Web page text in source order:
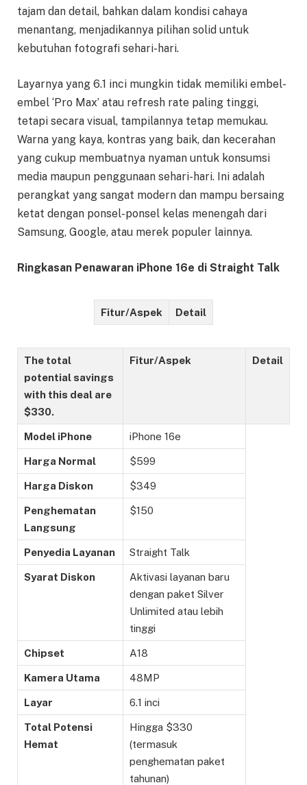
tajam dan detail, bahkan dalam kondisi cahaya
menantang, menjadikannya pilihan solid untuk
kebutuhan fotografi sehari-hari.
Layarnya yang 6.1 inci mungkin tidak memiliki embel-
embel ‘Pro Max’ atau refresh rate paling tinggi,
tetapi secara visual, tampilannya tetap memukau.
Warna yang kaya, kontras yang baik, dan kecerahan
yang cukup membuatnya nyaman untuk konsumsi
media maupun penggunaan sehari-hari. Ini adalah
perangkat yang sangat modern dan mampu bersaing
ketat dengan ponsel-ponsel kelas menengah dari
Samsung, Google, atau merek populer lainnya.
Ringkasan Penawaran iPhone 16e di Straight Talk
Fitur/Aspek Detail
The total
potential savings
with this deal are
$330.
Fitur/Aspek Detail
Model iPhone iPhone 16e
Harga Normal $599
Harga Diskon $349
Penghematan
Langsung
$150
Penyedia Layanan Straight Talk
Syarat Diskon
Aktivasi layanan baru
dengan paket Silver
Unlimited atau lebih
tinggi
Chipset A18
Kamera Utama 48MP
Layar 6.1 inci
Total Potensi
Hemat
Hingga $330
(termasuk
penghematan paket
tahunan)